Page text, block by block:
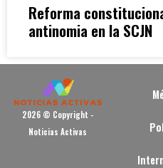
Reforma
antinomia en la SCJN
2026 © Copyright -
Noticias Activas